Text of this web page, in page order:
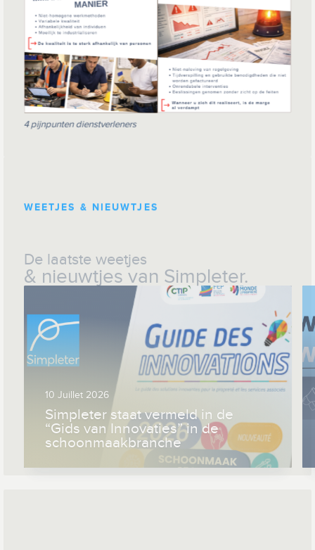
4 pijnpunten dienstverleners
WEETJES & NIEUWTJES
De laatste weetjes
& nieuwtjes van Simpleter.
10 Juillet 2026
Simpleter staat vermeld in de
“Gids van Innovaties” in de
schoonmaakbranche